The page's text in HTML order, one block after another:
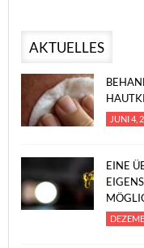
AKTUELLES
JUNI 4,
EINE